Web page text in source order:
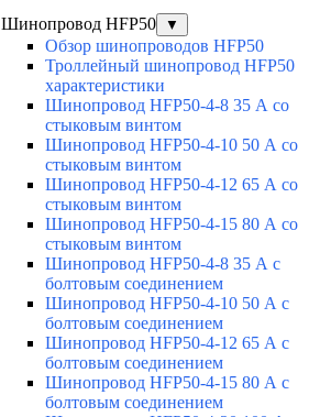
Шинопровод HFP50 ▼
Обзор шинопроводов HFP50
Троллейный шинопровод HFP50
характеристики
Шинопровод HFP50-4-8 35 А со
стыковым винтом
Шинопровод HFP50-4-10 50 А со
стыковым винтом
Шинопровод HFP50-4-12 65 А со
стыковым винтом
Шинопровод HFP50-4-15 80 А со
стыковым винтом
Шинопровод HFP50-4-8 35 А с
болтовым соединением
Шинопровод HFP50-4-10 50 А с
болтовым соединением
Шинопровод HFP50-4-12 65 А с
болтовым соединением
Шинопровод HFP50-4-15 80 А с
болтовым соединением